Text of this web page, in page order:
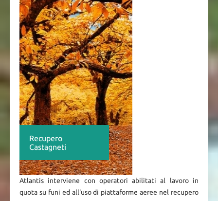
Recupero
Castagneti
Atlantis interviene con operatori abilitati al lavoro in
quota su funi ed all'uso di piattaforme aeree nel recupero